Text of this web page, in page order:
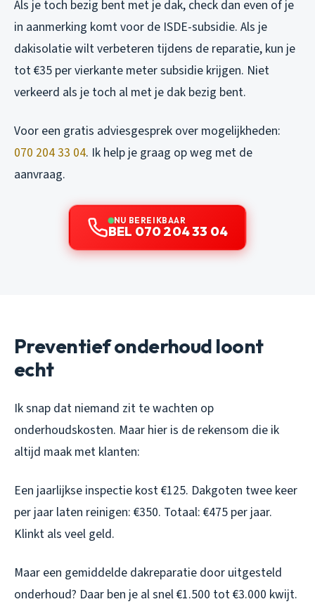
Als je toch bezig bent met je dak, check dan even of je
in aanmerking komt voor de ISDE-subsidie. Als je
dakisolatie wilt verbeteren tijdens de reparatie, kun je
tot €35 per vierkante meter subsidie krijgen. Niet
verkeerd als je toch al met je dak bezig bent.
Voor een gratis adviesgesprek over mogelijkheden:
070 204 33 04. Ik help je graag op weg met de
aanvraag.
NU BEREIKBAAR
BEL 070 204 33 04
Preventief onderhoud loont
echt
Ik snap dat niemand zit te wachten op
onderhoudskosten. Maar hier is de rekensom die ik
altijd maak met klanten:
Een jaarlijkse inspectie kost €125. Dakgoten twee keer
per jaar laten reinigen: €350. Totaal: €475 per jaar.
Klinkt als veel geld.
Maar een gemiddelde dakreparatie door uitgesteld
onderhoud? Daar ben je al snel €1.500 tot €3.000 kwijt.